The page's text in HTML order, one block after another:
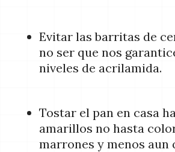
Evitar las barritas de
no ser que nos
niveles de acrilamida.
Tostar el pan en casa
amarillos no hasta
marrones y menos aun